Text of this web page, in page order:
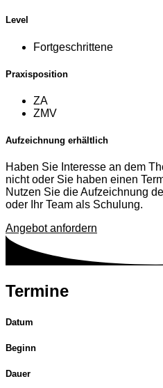
Level
Fortgeschrittene
Praxisposition
ZA
ZMV
Aufzeichnung erhältlich
Haben Sie Interesse an dem
nicht oder Sie haben einen
Nutzen Sie die Aufzeichnung
oder Ihr Team als Schulung.
Angebot anfordern
Termine
Datum
Beginn
Dauer